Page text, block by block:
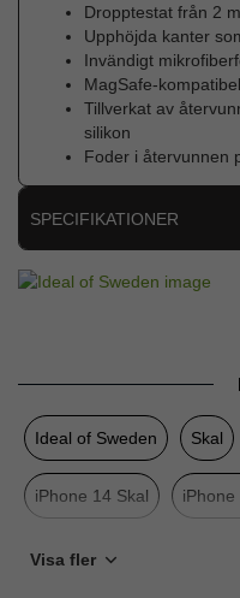
Dropptestat från 2
Upphöjda kanter
Invändigt
MagSafe-
Tillverkat av
silikon
Foder i återvunnen
SPECIFIKATIONER
Färg
Tillverkarens art nr
Ideal of Sweden Skal
iPhone 14 Skal iPhone
iPhone 13 Skal
Visa fler